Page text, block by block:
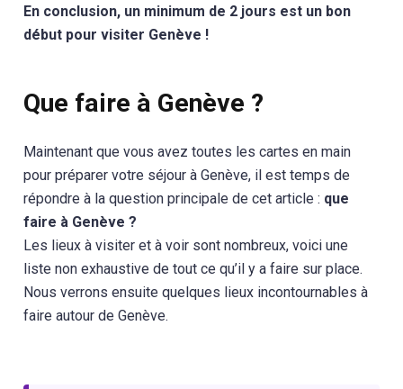
En conclusion, un minimum de 2 jours est un bon
début pour visiter Genève !
Que faire à Genève ?
Maintenant que vous avez toutes les cartes en main
pour préparer votre séjour à Genève, il est temps de
répondre à la question principale de cet article : que
faire à Genève ?
Les lieux à visiter et à voir sont nombreux, voici une
liste non exhaustive de tout ce qu’il y a faire sur place.
Nous verrons ensuite quelques lieux incontournables à
faire autour de Genève.